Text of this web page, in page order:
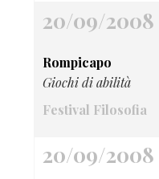
20/09/2008
Rompicapo
Giochi di abilità
Festival Filosofia
20/09/2008